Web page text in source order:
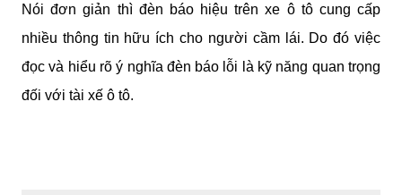
Nói đơn giản thì đèn báo hiệu trên xe ô tô cung cấp
nhiều thông tin hữu ích cho người cầm lái. Do đó việc
đọc và hiểu rõ ý nghĩa đèn báo lỗi là kỹ năng quan trọng
đối với tài xế ô tô.